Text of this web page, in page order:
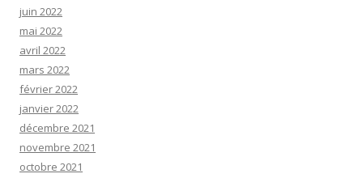
juin 2022
mai 2022
avril 2022
mars 2022
février 2022
janvier 2022
décembre 2021
novembre 2021
octobre 2021